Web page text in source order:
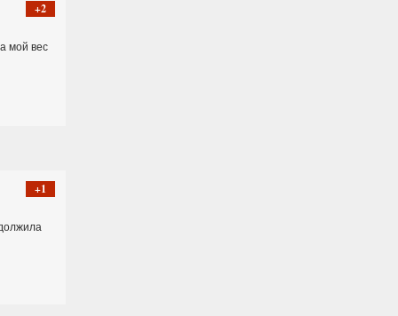
+2
мой вес
+1